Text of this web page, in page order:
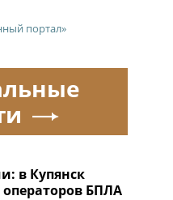
портал»
в Купянск
БПЛА